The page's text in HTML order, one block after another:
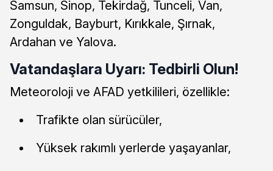
Samsun, Sinop, Tekirdağ, Tunceli, Van,
Zonguldak, Bayburt, Kırıkkale, Şırnak,
Ardahan ve Yalova.
Vatandaşlara Uyarı: Tedbirli Olun!
Meteoroloji ve AFAD yetkilileri, özellikle:
Trafikte olan sürücüler,
Yüksek rakımlı yerlerde yaşayanlar,